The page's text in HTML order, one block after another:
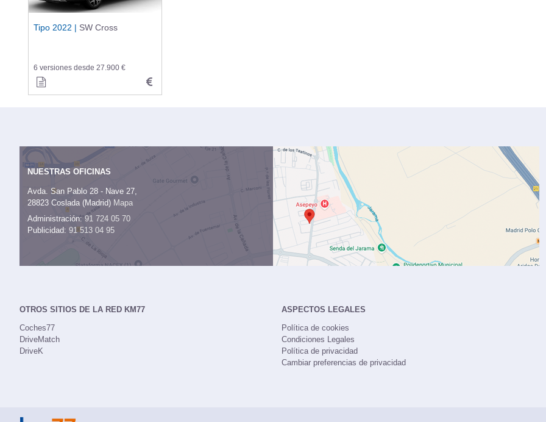
Tipo 2022 | SW Cross
6 versiones desde 27.900 €
NUESTRAS OFICINAS
Avda. San Pablo 28 - Nave 27,
28823 Coslada (Madrid) Mapa
Administración:91 724 05 70
Publicidad: 91 513 04 95
OTROS SITIOS DE LA RED KM77
Coches77
DriveMatch
DriveK
ASPECTOS LEGALES
Política de cookies
Condiciones Legales
Política de privacidad
Cambiar preferencias de privacidad